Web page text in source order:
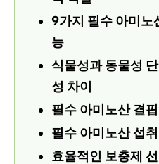
9가지 필수 아미노
능
식물성과 동물성
성 차이
필수 아미노산 결
필수 아미노산 섭
효율적인 보충제